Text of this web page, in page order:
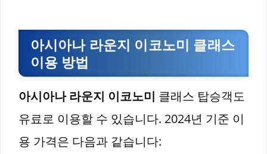
아시아나 라운지 이코노미 클래스
이용 방법
아시아나 라운지 이코노미 클래스 탑승객도
유료로 이용할 수 있습니다. 2024년 기준 이
용 가격은 다음과 같습니다: